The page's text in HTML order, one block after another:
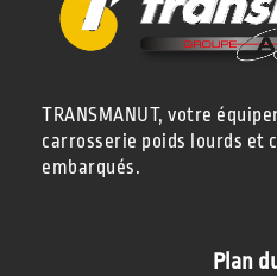
TRANSMANUT, votre
carrosserie poids lourds et
embarqués.
Plan